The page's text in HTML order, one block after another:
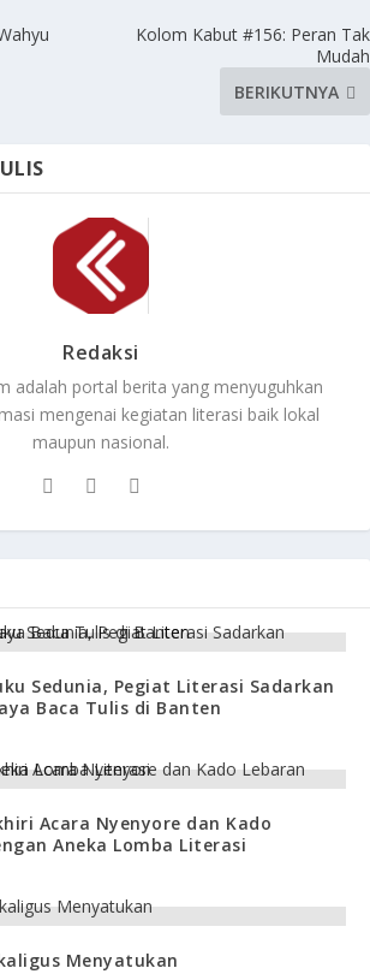
Kolom Kabut #156: Peran Tak
Mudah
BERIKUTNYA
Redaksi
adalah portal berita yang menyuguhkan
mengenai kegiatan literasi baik lokal
maupun nasional.
Sedunia, Pegiat Literasi Sadarkan
Baca Tulis di Banten
Acara Nyenyore dan Kado
Aneka Lomba Literasi
Menyatukan